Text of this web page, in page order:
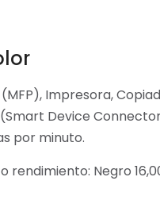
Impresora,
Device Connector
por minuto.
rendimiento: Negro